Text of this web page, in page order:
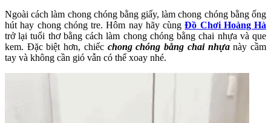
Ngoài cách làm chong chóng bằng giấy, làm chong chóng bằng ống
hút hay chong chóng tre. Hôm nay hãy cùngĐồ Chơi Hoàng Hà
trở lại tuổi thơ bằng cách làm chong chóng bằng chai nhựa và que
kem. Đặc biệt hơn, chiếc chong chóng bằng chai nhựanày cầm
tay và không cần gió vẫn có thể xoay nhé.